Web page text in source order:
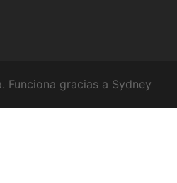
Funciona gracias a Sydney